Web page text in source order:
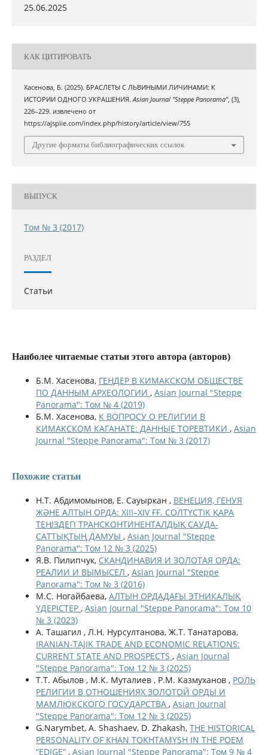
25.06.2025
КАК ЦИТИРОВАТЬ
Хасенова, Б. (2025). БРАСЛЕТЫ С ЛЬВИНЫМИ ЛИЧИНАМИ: К
ИСТОРИИ ОДНОГО УКРАШЕНИЯ.Asian Journal "Steppe Panorama", (3),
226–229. извлечено от
https://ajspiie.com/index.php/history/article/view/755
Другие форматы библиографических ссылок
ВЫПУСК
Том № 3 (2017)
РАЗДЕЛ
Статьи
Наиболее читаемые статьи этого автора (авторов)
Б.М. Хасенова, ГЕНДЕР В КИМАКСКОМ ОБЩЕСТВЕ
ПО ДАННЫМ АРХЕОЛОГИИ , Asian Journal "Steppe
Panorama": Том № 4 (2019)
Б.М. Хасенова, К ВОПРОСУ О РЕЛИГИИ В
КИМАКСКОМ КАГАНАТЕ: ДАННЫЕ ТОРЕВТИКИ , Asian
Journal "Steppe Panorama": Том № 3 (2017)
Похожие статьи
Н.Т. Абдимомынов, Е. Сауыркан , ВЕНЕЦИЯ, ГЕНУЯ
ЖӘНЕ АЛТЫН ОРДА: XIII–XIV ҒҒ. СОЛТҮСТІК ҚАРА
ТЕҢІЗДЕГІ ТРАНСКОНТИНЕНТАЛДЫҚ САУДА-
САТТЫҚТЫҢ ДАМУЫ , Asian Journal "Steppe
Panorama": Том 12 № 3 (2025)
Я.В. Пилипчук, СКАНДИНАВИЯ И ЗОЛОТАЯ ОРДА:
РЕАЛИИ И ВЫМЫСЕЛ , Asian Journal "Steppe
Panorama": Том № 3 (2016)
М.С. Ногайбаева, АЛТЫН ОРДАДАҒЫ ЭТНИКАЛЫҚ
ҮДЕРІСТЕР , Asian Journal "Steppe Panorama": Том 10
№ 3 (2023)
A. Ташагил , Л.Н. Нурсултанова, Ж.Т. Танатарова,
IRANIAN-TAJIK TRADE AND ECONOMIC RELATIONS:
CURRENT STATE AND PROSPECTS , Asian Journal
"Steppe Panorama": Том 12 № 3 (2025)
Т.Т. Абылов , М.К. Муталиев , Р.М. Казмуханов , РОЛЬ
РЕЛИГИИ В ОТНОШЕНИЯХ ЗОЛОТОЙ ОРДЫ И
МАМЛЮКСКОГО ГОСУДАРСТВА , Asian Journal
"Steppe Panorama": Том 12 № 3 (2025)
G.Narymbet, A. Shashaev, D. Zhakash, THE HISTORICAL
PERSONALITY OF KHAN TOKHTAMYSH IN THE POEM
“EDIGE” , Asian Journal "Steppe Panorama": Том 9 № 4